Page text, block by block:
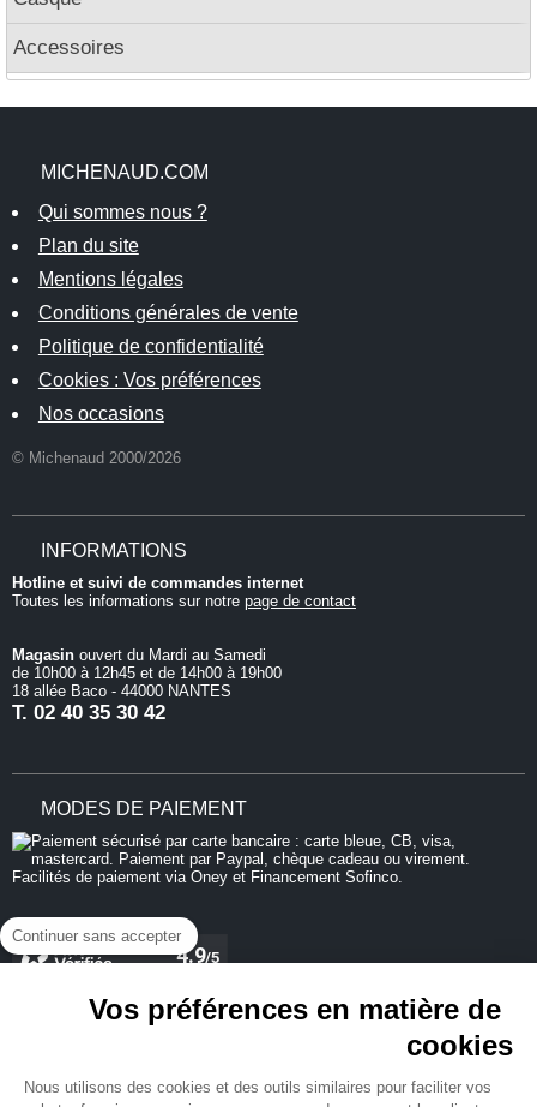
Continuer sans accepter
Vos préférences en matière de
cookies
Nous utilisons des cookies et des outils similaires pour faciliter vos
Accessoires
MICHENAUD.COM
Qui sommes nous ?
Plan du site
Mentions légales
Conditions générales de vente
Politique de confidentialité
Cookies : Vos préférences
Nos occasions
© Michenaud 2000/2026
INFORMATIONS
Hotline et suivi de commandes internet
Toutes les informations sur notre page de contact
Magasin ouvert du Mardi au Samedi
de 10h00 à 12h45 et de 14h00 à 19h00
18 allée Baco - 44000 NANTES
T. 02 40 35 30 42
MODES DE PAIEMENT